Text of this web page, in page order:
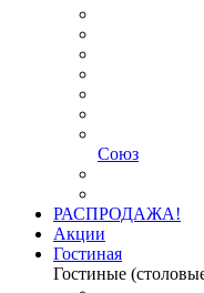
Союз
РАСПРОДАЖА!
Акции
Гостиная
Гостиные